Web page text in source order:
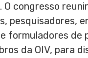
O congresso
pesquisadores,
formuladores de
da OIV, para